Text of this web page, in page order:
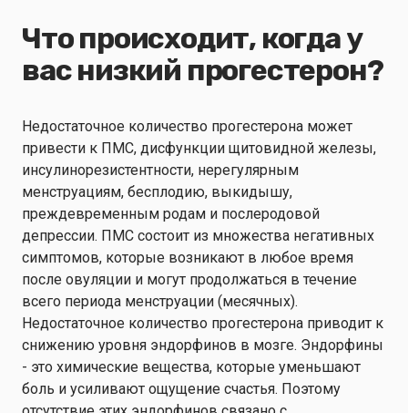
Что происходит, когда у
вас низкий прогестерон?
Недостаточное количество прогестерона может
привести к ПМС, дисфункции щитовидной железы,
инсулинорезистентности, нерегулярным
менструациям, бесплодию, выкидышу,
преждевременным родам и послеродовой
депрессии. ПМС состоит из множества негативных
симптомов, которые возникают в любое время
после овуляции и могут продолжаться в течение
всего периода менструации (месячных).
Недостаточное количество прогестерона приводит к
снижению уровня эндорфинов в мозге. Эндорфины
- это химические вещества, которые уменьшают
боль и усиливают ощущение счастья. Поэтому